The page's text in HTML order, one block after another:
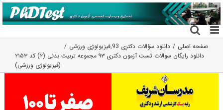
رفتن
به
محتوا
صفحه اصلی دانلود سؤالات دکتری 93 ,فیزیولوژی ورزشی
دانلود رایگان سوالات تست آزمون دکتری ۹۳ مجموعه تربیت بدنی (۲) کد ۲۱۵۳
(فیزیولوژی ورزشی)